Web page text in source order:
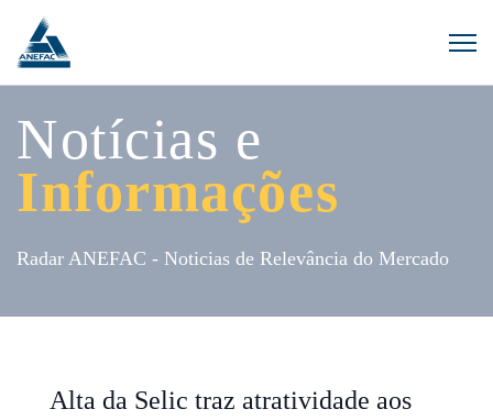
Notícias e
Informações
Radar ANEFAC - Noticias de Relevância do Mercado
Alta da Selic traz atratividade aos